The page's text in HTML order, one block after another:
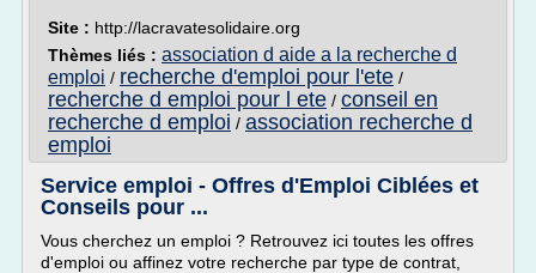
Site : http://lacravatesolidaire.org
Thèmes liés : association d aide a la recherche d
emploi / recherche d'emploi pour l'ete /
recherche d emploi pour l ete / conseil en
recherche d emploi / association recherche d
emploi
Service emploi - Offres d'Emploi Ciblées et
Conseils pour ...
Vous cherchez un emploi ? Retrouvez ici toutes les offres
d'emploi ou affinez votre recherche par type de contrat,